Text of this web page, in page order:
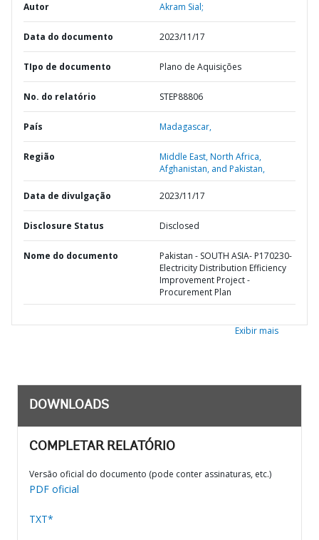
Autor Akram Sial;
Data do documento 2023/11/17
TIpo de documento Plano de Aquisições
No. do relatório STEP88806
País Madagascar,
Região
Middle East, North Africa,
Afghanistan, and Pakistan,
Data de divulgação 2023/11/17
Disclosure Status Disclosed
Nome do documento
Pakistan - SOUTH ASIA- P170230-
Electricity Distribution Efficiency
Improvement Project -
Procurement Plan
Exibir mais
DOWNLOADS
COMPLETAR RELATÓRIO
Versão oficial do documento (pode conter assinaturas, etc.)
PDF oficial
TXT*